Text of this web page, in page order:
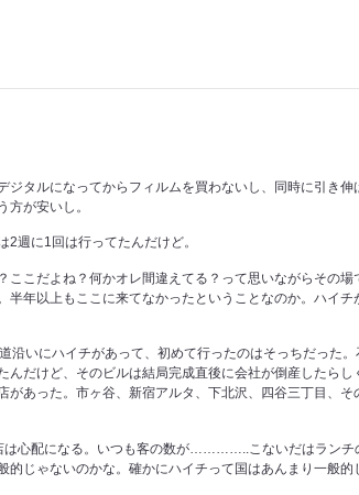
タルになってからフィルムを買わないし、同時に引き
が安いし。
週に1回は行ってたんだけど。
こだよね？何かオレ間違えてる？って思いながらその
年以上もここに来てなかったということなのか。ハイ
いにハイチがあって、初めて行ったのはそっちだった
だけど、そのビルは結局完成直後に会社が倒産したら
あった。市ヶ谷、新宿アルタ、下北沢、四谷三丁目、
は心配になる。いつも客の数が…………..こないだはランチ
じゃないのかな。確かにハイチって国はあんまり一般的